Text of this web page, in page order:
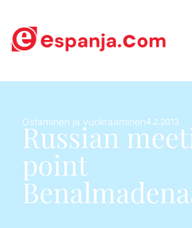
Ostaminen ja vuokraaminen4.2.2013
Russian
point